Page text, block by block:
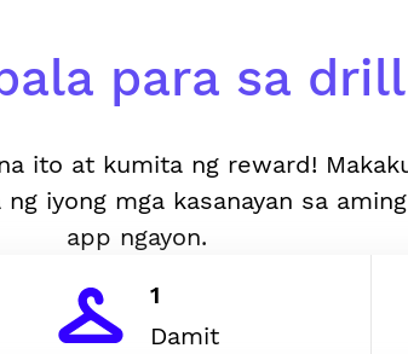
para sa
ito at kumita ng reward!
iyong mga kasanayan sa
app ngayon.
1
Damit